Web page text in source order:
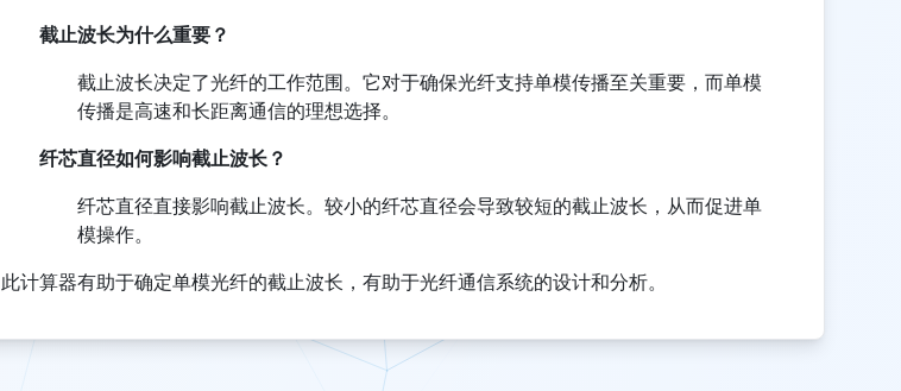
截止波长为什么重要？
截止波长决定了光纤的工作范围。它对于确保光纤支持单模传播至关重要，而单模
传播是高速和长距离通信的理想选择。
纤芯直径如何影响截止波长？
纤芯直径直接影响截止波长。较小的纤芯直径会导致较短的截止波长，从而促进单
模操作。
此计算器有助于确定单模光纤的截止波长，有助于光纤通信系统的设计和分析。